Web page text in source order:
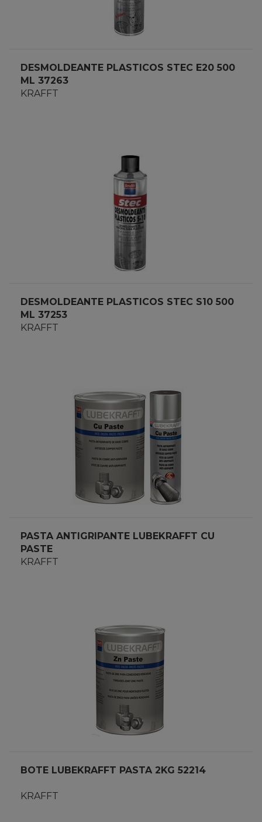
DESMOLDEANTE PLASTICOS STEC E20 500
ML 37263
KRAFFT
DESMOLDEANTE PLASTICOS STEC S10 500
ML 37253
KRAFFT
PASTA ANTIGRIPANTE LUBEKRAFFT CU
PASTE
KRAFFT
BOTE LUBEKRAFFT PASTA 2KG 52214
KRAFFT